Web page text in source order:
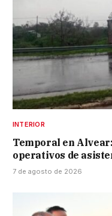
INTERIOR
Temporal en
operativos de
7 de agosto de 2026